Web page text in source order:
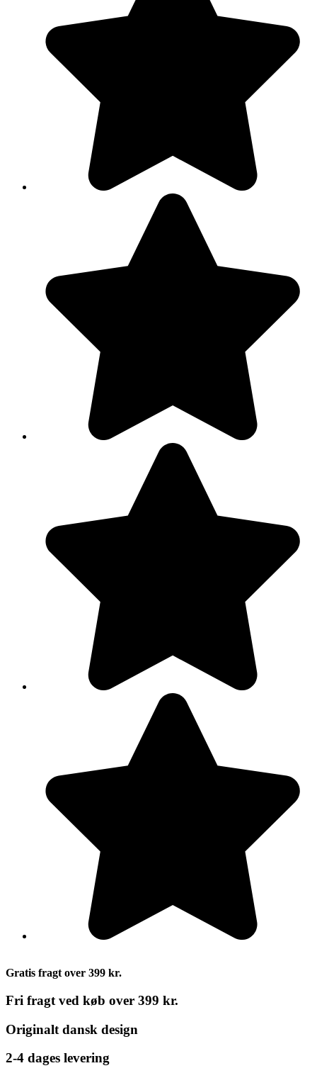
Gratis fragt over 399 kr.
Fri fragt ved køb over 399 kr.
Originalt dansk design
2-4 dages levering